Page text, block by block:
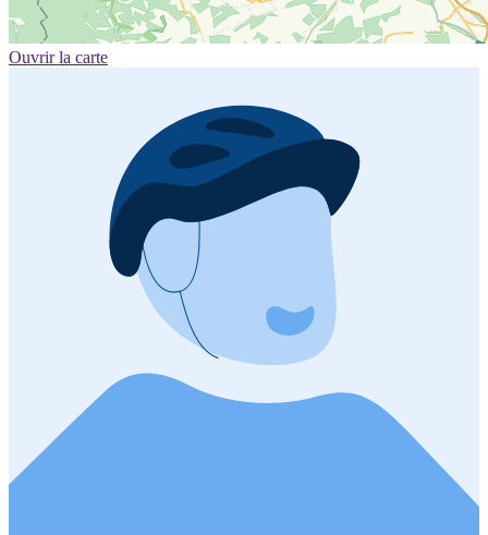
Ouvrir la carte